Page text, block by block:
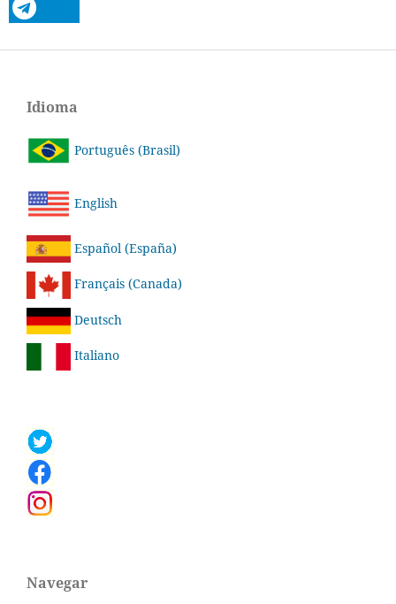
Idioma
Português (Brasil)
English
Español (España)
Français (Canada)
Deutsch
Italiano
Navegar